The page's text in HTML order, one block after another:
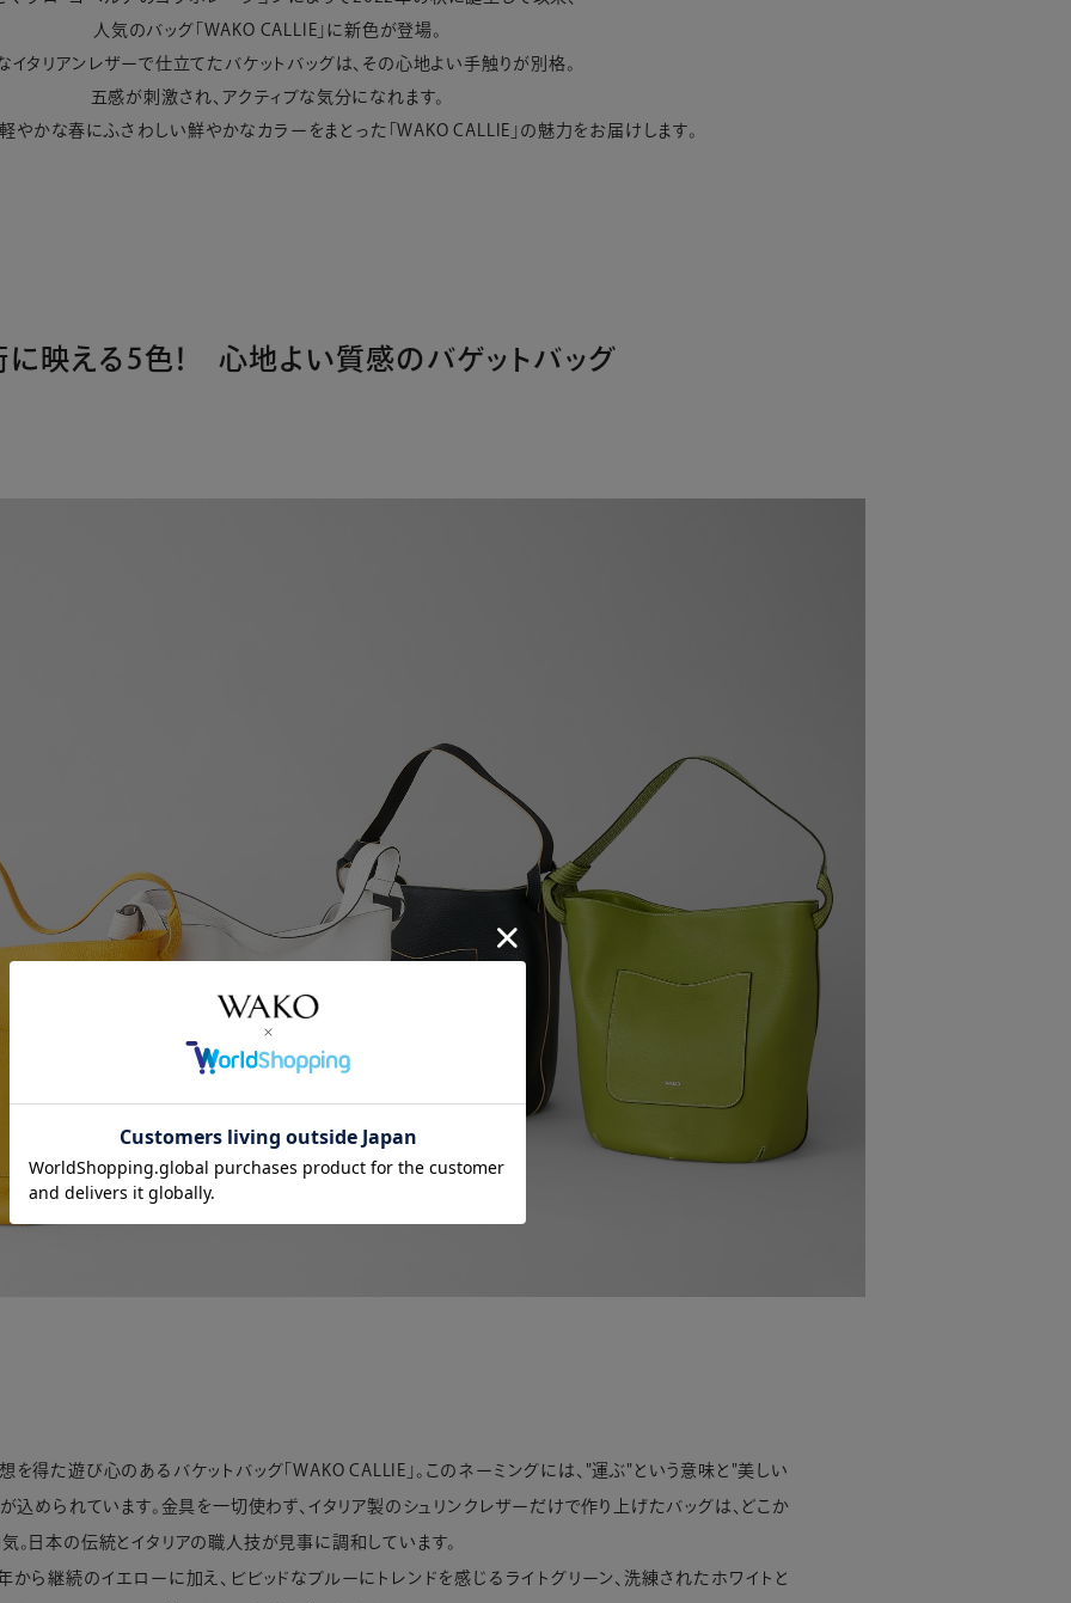
人気のバッグ「WAKO CALLIE」に新色が登場。
イタリアンレザーで仕立てたバケットバッグは、その心地よい手触りが別格。
五感が刺激され、アクティブな気分になれます。
やかな春にふさわしい鮮やかなカラーをまとった「WAKO CALLIE」の魅力をお届けします。
に映える5色！心地よい質感のバゲットバッグ
得た遊び心のあるバケットバッグ「WAKO CALLIE」。このネーミングには、"運ぶ"という意味と"美しい
められています。金具を一切使わず、イタリア製のシュリンクレザーだけで作り上げたバッグは、どこか
。日本の伝統とイタリアの職人技が見事に調和しています。
ら継続のイエローに加え、ビビッドなブルーにトレンドを感じるライトグリーン、洗練されたホワイトと